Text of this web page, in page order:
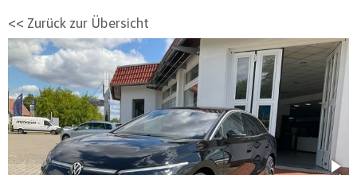
<< Zurück zur Übersicht